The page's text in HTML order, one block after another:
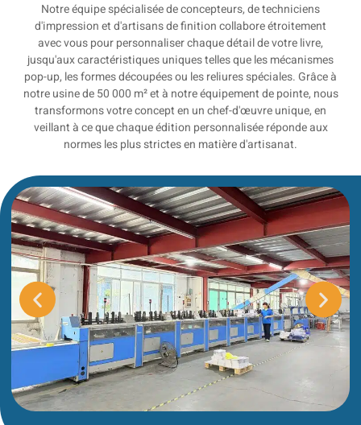
Notre équipe spécialisée de concepteurs, de techniciens
d'impression et d'artisans de finition collabore étroitement
avec vous pour personnaliser chaque détail de votre livre,
jusqu'aux caractéristiques uniques telles que les mécanismes
pop-up, les formes découpées ou les reliures spéciales. Grâce à
notre usine de 50 000 m² et à notre équipement de pointe, nous
transformons votre concept en un chef-d'œuvre unique, en
veillant à ce que chaque édition personnalisée réponde aux
normes les plus strictes en matière d'artisanat.